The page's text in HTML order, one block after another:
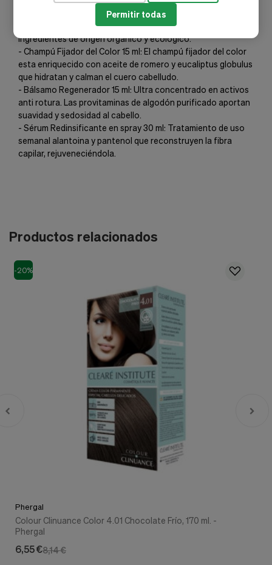
Permitir todas
protegen el cuero cabelludo.
- Crema Reveladora: Revelador de color en crema, con
ingredientes de origen orgánico y ecológico.
- Champú Fijador del Color 15 ml: El champú fijador del color
esta enriquecido con aceite de romero y eucaliptus globulus
que hidratan y calman el cuero cabelludo.
- Bálsamo Regenerador 15 ml: Ultra concentrado en activos
anti rotura. Las provitaminas de algodón purificado aportan
suavidad y sedosidad al cabello.
- Sérum Redinsificante en spray 30 ml: Tratamiento de uso
semanal alantoina y pantenol que reconstruyen la fibra
capilar, rejuveneciéndola.
Productos relacionados
-20%
Phergal
Colour Clinuance Color 4.01 Chocolate Frío, 170 ml. -
Phergal
8,14 €
6,55 €